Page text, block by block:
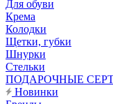
Для обуви
Крема
Колодки
Щетки, губки
Шнурки
Стельки
ПОДАРОЧНЫЕ
Новинки